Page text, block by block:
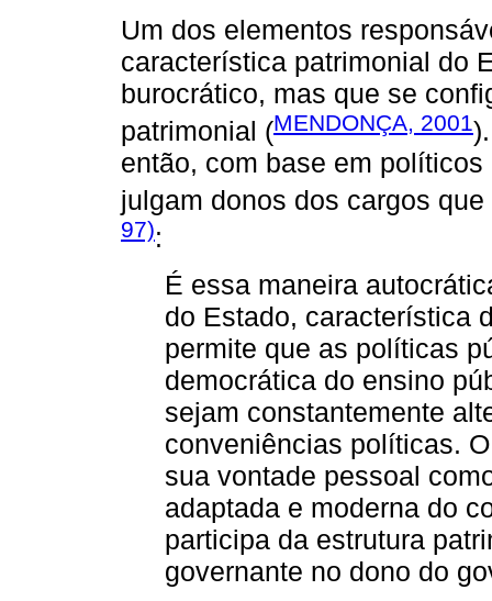
Um dos elementos
característica patrimonial do
burocrático, mas que se
patrimonial (MENDONÇA, 2001
então, com base em
julgam donos dos cargos
97):
É essa maneira
do Estado, característica
permite que as políticas
democrática do ensino
sejam constantemente
conveniências políticas.
sua vontade pessoal
adaptada e moderna do
participa da estrutura
governante no dono do